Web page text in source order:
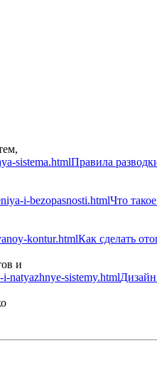
Правила
Что
Как сделать
и